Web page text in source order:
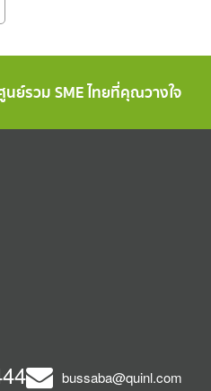
ย์รวม SME ไทยที่คุณวางใจ
bussaba@quinl.com